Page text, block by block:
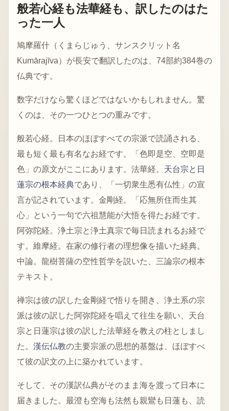
般若心経も法華経も、訳したのはた
った一人
鳩摩羅什（くまらじゅう、サンスクリット名
Kumārajīva）が長安で翻訳したのは、74部約384巻の
仏典です。
数字だけなら驚くほどではないかもしれません。驚
くのは、その一つひとつの重みです。
般若心経。日本のほぼすべての宗派で読誦される、
最も短く最も有名なお経です。「色即是空、空即是
色」の原文がここにあります。法華経。 天台宗と日
蓮宗の根本経典であり、「一切衆生悉有仏性」の宣
言が記されています。金剛経。「応無所住而生其
心」という一句で六祖慧能が大悟を得たお経です。
阿弥陀経。浄土宗と浄土真宗で毎日読まれるお経で
す。維摩経。在家の修行者の理想像を描いた経典。
中論。龍樹菩薩の空性哲学を説いた、三論宗の根本
テキスト。
禅宗は彼の訳した金剛経で悟りを開き、浄土系の宗
派は彼の訳した阿弥陀経を唱えて往生を願い、天台
宗と日蓮宗は彼の訳した法華経を教えの柱としまし
た。 漢伝仏教の主要宗派の思想的基盤は、ほぼすべ
て彼の訳文の上に築かれています。
そして、その漢訳仏典がそのまま海を渡って日本に
届きました。最澄も空海も法然も親鸞も日蓮も、読